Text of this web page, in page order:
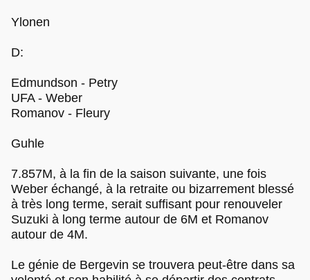
Ylonen
D:
Edmundson - Petry
UFA - Weber
Romanov - Fleury
Guhle
7.857M, à la fin de la saison suivante, une fois
Weber échangé, à la retraite ou bizarrement blessé
à très long terme, serait suffisant pour renouveler
Suzuki à long terme autour de 6M et Romanov
autour de 4M.
Le génie de Bergevin se trouvera peut-être dans sa